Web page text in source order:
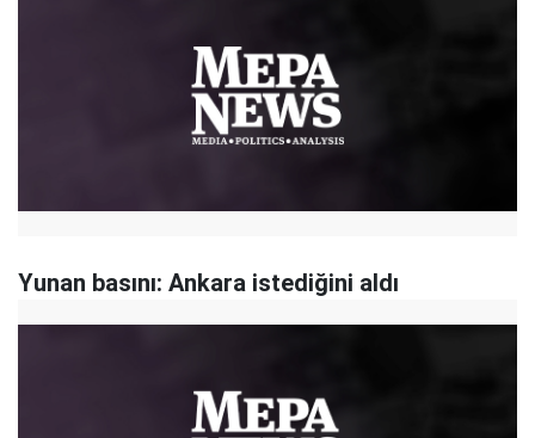
Yunan basını: Ankara istediğini aldı